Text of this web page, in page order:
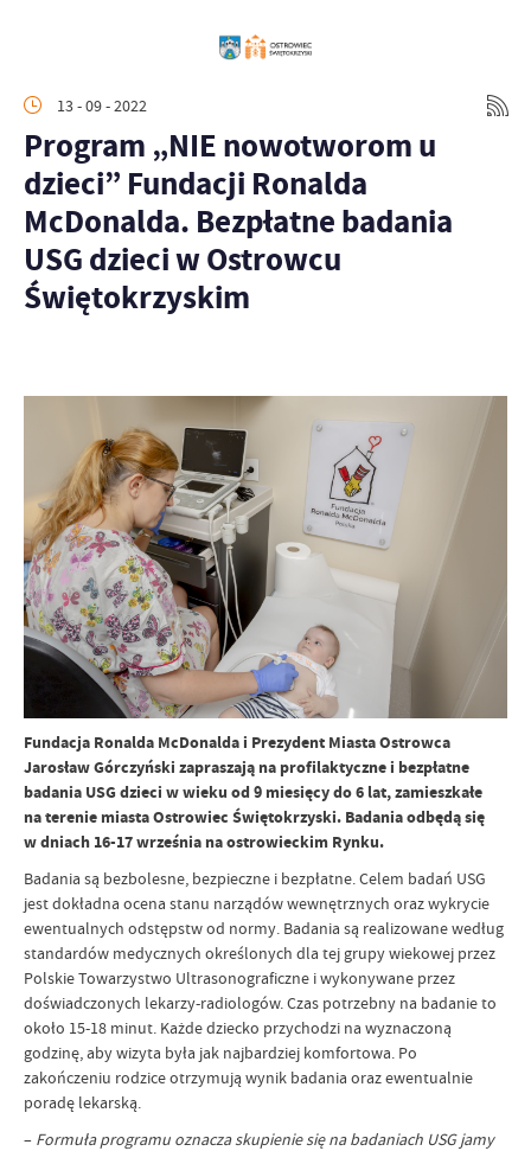
13 - 09 - 2022
Program „NIE nowotworom u
dzieci” Fundacji Ronalda
McDonalda. Bezpłatne badania
USG dzieci w Ostrowcu
Świętokrzyskim
Fundacja Ronalda McDonalda i Prezydent Miasta Ostrowca
Jarosław Górczyński zapraszają na profilaktyczne i bezpłatne
badania USG dzieci w wieku od 9 miesięcy do 6 lat, zamieszkałe
na terenie miasta Ostrowiec Świętokrzyski. Badania odbędą się
w dniach 16-17 września na ostrowieckim Rynku.
Badania są bezbolesne, bezpieczne i bezpłatne. Celem badań USG
jest dokładna ocena stanu narządów wewnętrznych oraz wykrycie
ewentualnych odstępstw od normy. Badania są realizowane według
standardów medycznych określonych dla tej grupy wiekowej przez
Polskie Towarzystwo Ultrasonograficzne i wykonywane przez
doświadczonych lekarzy-radiologów. Czas potrzebny na badanie to
około 15-18 minut. Każde dziecko przychodzi na wyznaczoną
godzinę, aby wizyta była jak najbardziej komfortowa. Po
zakończeniu rodzice otrzymują wynik badania oraz ewentualnie
poradę lekarską.
– Formuła programu oznacza skupienie się na badaniach USG jamy